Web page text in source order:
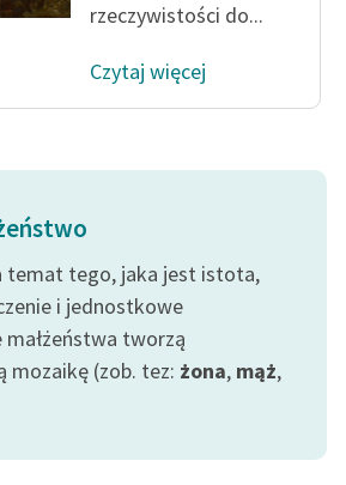
rzeczywistości do...
Czytaj więcej
temat tego, jaka jest istota,
i jednostkowe
tworzą
mozaikę (zob. tez: żona, mąż,